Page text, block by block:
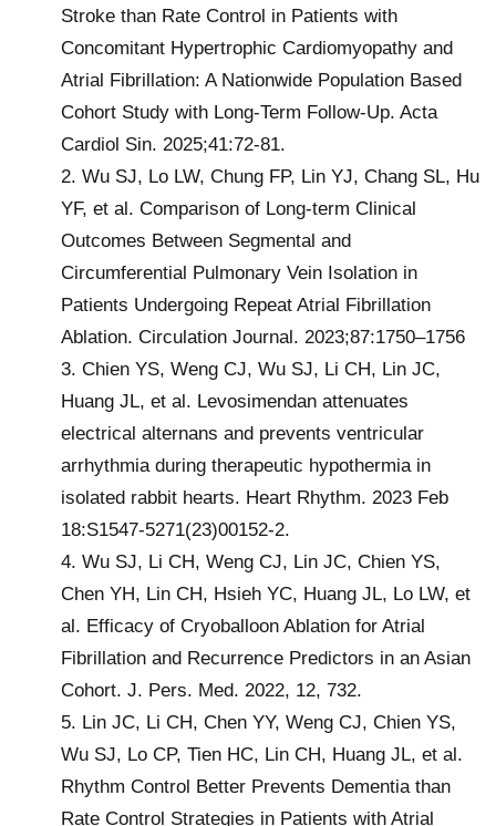
Stroke than Rate Control in Patients with
Concomitant Hypertrophic Cardiomyopathy and
Atrial Fibrillation: A Nationwide Population Based
Cohort Study with Long-Term Follow-Up. Acta
Cardiol Sin. 2025;41:72-81.
2. Wu SJ, Lo LW, Chung FP, Lin YJ, Chang SL, Hu
YF, et al. Comparison of Long-term Clinical
Outcomes Between Segmental and
Circumferential Pulmonary Vein Isolation in
Patients Undergoing Repeat Atrial Fibrillation
Ablation. Circulation Journal. 2023;87:1750–1756
3. Chien YS, Weng CJ, Wu SJ, Li CH, Lin JC,
Huang JL, et al. Levosimendan attenuates
electrical alternans and prevents ventricular
arrhythmia during therapeutic hypothermia in
isolated rabbit hearts. Heart Rhythm. 2023 Feb
18:S1547-5271(23)00152-2.
4. Wu SJ, Li CH, Weng CJ, Lin JC, Chien YS,
Chen YH, Lin CH, Hsieh YC, Huang JL, Lo LW, et
al. Efficacy of Cryoballoon Ablation for Atrial
Fibrillation and Recurrence Predictors in an Asian
Cohort. J. Pers. Med. 2022, 12, 732.
5. Lin JC, Li CH, Chen YY, Weng CJ, Chien YS,
Wu SJ, Lo CP, Tien HC, Lin CH, Huang JL, et al.
Rhythm Control Better Prevents Dementia than
Rate Control Strategies in Patients with Atrial